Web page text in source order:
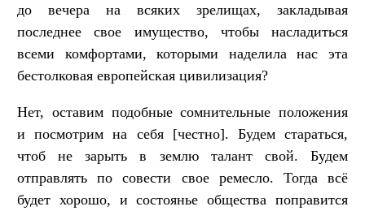
до вечера на всяких зрелищах, закладывая
последнее свое имущество, чтобы насладиться
всеми комфортами, которыми наделила нас эта
бестолковая европейская цивилизация?
Нет, оставим подобные сомнительные положения
и посмотрим на себя [честно]. Будем стараться,
чтоб не зарыть в землю талант свой. Будем
отправлять по совести свое ремесло. Тогда всё
будет хорошо, и состоянье общества поправится